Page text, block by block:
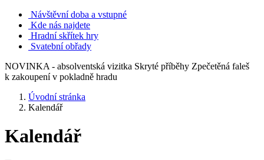
Návštěvní doba a vstupné
Kde nás najdete
Hradní skřítek hry
Svatební obřady
NOVINKA - absolventská vizitka Skryté příběhy Zpečetěná faleš
k zakoupení v pokladně hradu
Úvodní stránka
Kalendář
Kalendář